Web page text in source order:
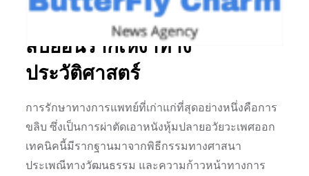
พิธีกรรมการขลิบแบบโบราณ:
สืบย้อนรากเหง้าทาง
ประวัติศาสตร์
การรักษาทางการแพทย์ที่เก่าแก่ที่สุดอย่างหนึ่งคือการ
ขลิบ ซึ่งเป็นการผ่าตัดเอาหนังหุ้มปลายอวัยวะเพศออก
เทคนิคนี้มีรากฐานมาจากพิธีกรรมทางศาสนา
ประเพณีทางวัฒนธรรม และความก้าวหน้าทางการ